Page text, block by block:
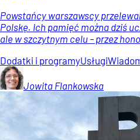
Powstańcy warszawscy
Polskę. Ich pamięć można dziś
ale w szczytnym celu – przez
Dodatki i programyUsługi
Jowita Flankowska